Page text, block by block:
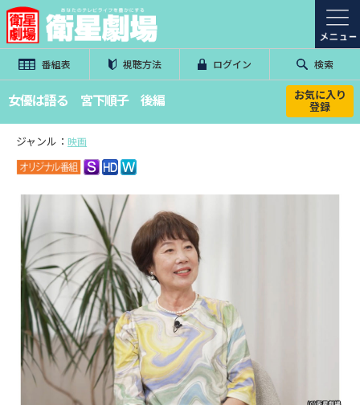
番組表 視聴方法 ログイン 検索
女優は語る 宮下順子 後編 お気に入り
登録
ジャンル： 映画